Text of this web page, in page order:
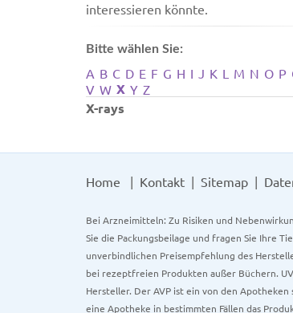
interessieren könnte.
Bitte wählen Sie:
A B C D E F G H I J K L M N O P
V W X Y Z
X-rays
Home Kontakt Sitemap
Bei Arzneimitteln: Zu Risiken und
Sie die Packungsbeilage und fragen Sie Ihre
unverbindlichen Preisempfehlung des
bei rezeptfreien Produkten außer Büchern.
Hersteller. Der AVP ist ein von den
eine Apotheke in bestimmten Fällen das